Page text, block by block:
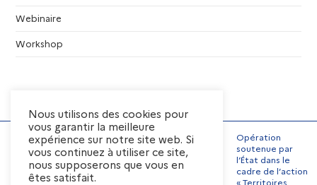
Webinaire
Workshop
Mentions Légales
Opération
soutenue par
l’État dans le
cadre de l’action
« Territoires
Nous utilisons des cookies pour
vous garantir la meilleure
expérience sur notre site web. Si
vous continuez à utiliser ce site,
nous supposerons que vous en
êtes satisfait.